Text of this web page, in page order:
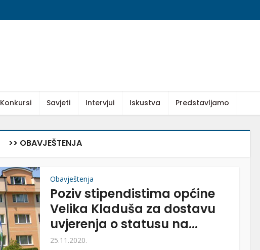
Konkursi Savjeti Intervjui Iskustva Predstavljamo
>> OBAVJEŠTENJA
Obavještenja
Poziv stipendistima općine
Velika Kladuša za dostavu
uvjerenja o statusu na...
25.11.2020.